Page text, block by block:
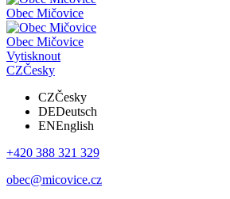
Obec Mičovice
Obec Mičovice
Vytisknout
CZČesky
CZČesky
DEDeutsch
ENEnglish
+420 388 321 329
obec@micovice.cz